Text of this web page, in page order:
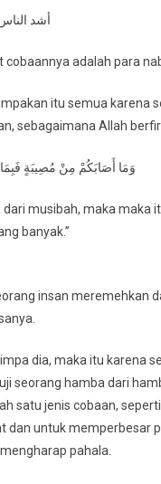
أشد الناس
cobaannya adalah para
itu semua karena
sebagaimana Allah
وَمَا أَصَابَكُمْ مِنْ مُصِيبَةٍ
musibah, maka
banyak.”
insan meremehkan
dia, maka itu karena
seorang hamba dari
satu jenis cobaan,
dan untuk memperbesar
pahala.